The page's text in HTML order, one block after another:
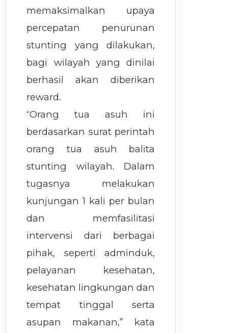
memaksimalkan upaya
percepatan penurunan
stunting yang dilakukan,
bagi wilayah yang dinilai
berhasil akan diberikan
reward.
“Orang tua asuh ini
berdasarkan surat perintah
orang tua asuh balita
stunting wilayah. Dalam
tugasnya melakukan
kunjungan 1 kali per bulan
dan memfasilitasi
intervensi dari berbagai
pihak, seperti adminduk,
pelayanan kesehatan,
kesehatan lingkungan dan
tempat tinggal serta
asupan makanan,” kata